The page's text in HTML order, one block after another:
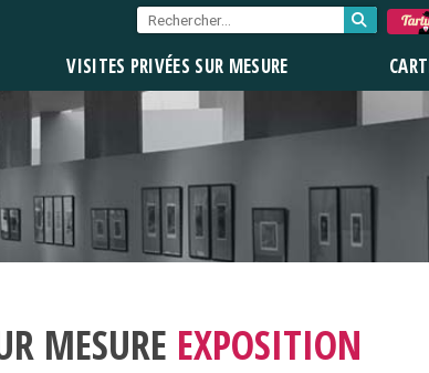
VISITES PRIVÉES SUR MESURE
MESURE EXPOSITION